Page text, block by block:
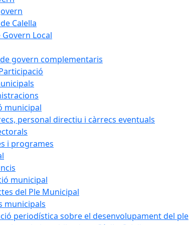
Calella
Govern Local
govern complementaris
municipal
personal directiu i càrrecs eventuals
i programes
municipal
del Ple Municipal
municipals
periodística sobre el desenvolupament del ple